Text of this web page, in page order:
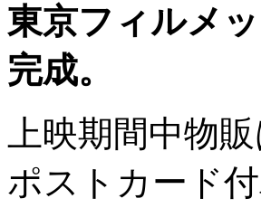
東京フィルメ
完成。
上映期間中物
ポストカード